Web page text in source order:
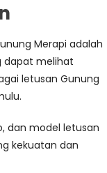
Merapi adalah
dapat melihat
letusan Gunung
dan model letusan
kekuatan dan